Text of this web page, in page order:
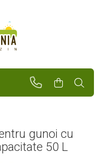
gunoi cu
50 L